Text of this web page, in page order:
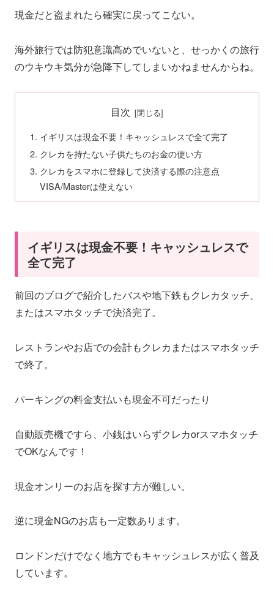
現金だと盗まれたら確実に戻ってこない。
海外旅行では防犯意識高めでいないと、せっかくの旅行
のウキウキ気分が急降下してしまいかねませんからね。
目次
イギリスは現金不要！キャッシュレスで全て完了
クレカを持たない子供たちのお金の使い方
クレカをスマホに登録して決済する際の注意点
VISA/Masterは使えない
イギリスは現金不要！キャッシュレスで
全て完了
前回のブログで紹介したバスや地下鉄もクレカタッチ、
またはスマホタッチで決済完了。
レストランやお店での会計もクレカまたはスマホタッチ
で終了。
パーキングの料金支払いも現金不可だったり
自動販売機ですら、小銭はいらずクレカorスマホタッチ
でOKなんです！
現金オンリーのお店を探す方が難しい。
逆に現金NGのお店も一定数あります。
ロンドンだけでなく地方でもキャッシュレスが広く普及
しています。